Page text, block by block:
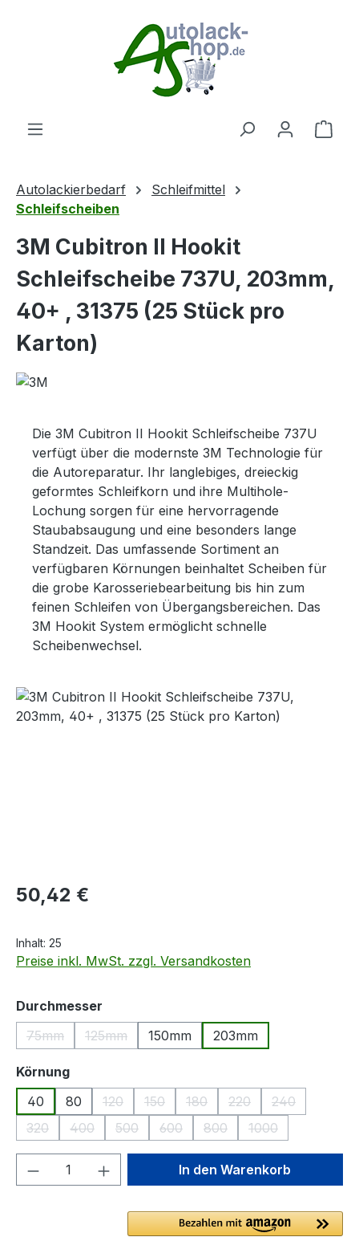
Autolackierbedarf
Schleifmittel
Schleifscheiben
3M Cubitron II Hookit
Schleifscheibe 737U, 203mm,
40+ , 31375 (25 Stück pro
Karton)
Die 3M Cubitron II Hookit Schleifscheibe 737U
verfügt über die modernste 3M Technologie für
die Autoreparatur. Ihr langlebiges, dreieckig
geformtes Schleifkorn und ihre Multihole-
Lochung sorgen für eine hervorragende
Staubabsaugung und eine besonders lange
Standzeit. Das umfassende Sortiment an
verfügbaren Körnungen beinhaltet Scheiben für
die grobe Karosseriebearbeitung bis hin zum
feinen Schleifen von Übergangsbereichen. Das
3M Hookit System ermöglicht schnelle
Scheibenwechsel.
Bildergalerie überspringen
Regulärer Preis:
50,42 €
Inhalt: 25
Preise inkl. MwSt. zzgl. Versandkosten
Durchmesser
75mm
(Diese Option ist zurzeit nicht verfügbar.)
125mm
(Diese Option ist zurzeit nicht verfügbar.)
150mm 203mm
Körnungauswählen
40
80 120
(Diese Option ist zurzeit nicht verfügbar.)
150
(Diese Option ist zurzeit nicht
180
(Diese Option ist zurzeit nicht
220
(Diese Option ist
240
(Diese
320
(Diese Option ist zurzeit nicht verfügbar.)
400
(Diese Option ist zurzeit nicht verfügbar.)
500
(Diese Option ist zurzeit nicht verfügbar.)
600
(Diese Option ist zurzeit nicht
800
(Diese Option ist zurzeit
1000
(Diese Option ist
Produkt Anzahl: Gib denIn den Warenkorb